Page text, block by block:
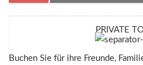
PRIVATE
Buchen Sie für ihre Freunde,